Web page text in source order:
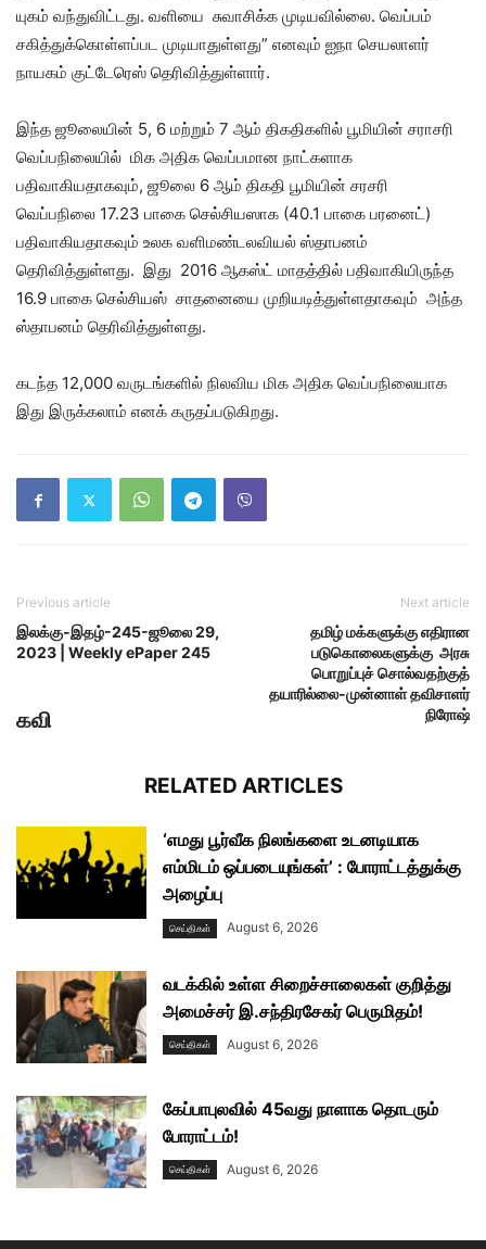
யுகம் வந்துவிட்டது. வளியை சுவாசிக்க முடியவில்லை. வெப்பம்
சகித்துக்கொள்ளப்பட முடியாதுள்ளது” எனவும் ஐநா செயலாளர்
நாயகம் குட்டேரெஸ் தெரிவித்துள்ளார்.
இந்த ஜூலையின் 5, 6 மற்றும் 7 ஆம் திகதிகளில் பூமியின் சராசரி
வெப்பநிலையில் மிக அதிக வெப்பமான நாட்களாக
பதிவாகியதாகவும், ஜூலை 6 ஆம் திகதி பூமியின் சரசரி
வெப்பநிலை 17.23 பாகை செல்சியஸாக (40.1 பாகை பரனைட்)
பதிவாகியதாகவும் உலக வளிமண்டலவியல் ஸ்தாபனம்
தெரிவித்துள்ளது. இது 2016 ஆகஸ்ட் மாதத்தில் பதிவாகியிருந்த
16.9 பாகை செல்சியஸ் சாதனையை முறியடித்துள்ளதாகவும் அந்த
ஸ்தாபனம் தெரிவித்துள்ளது.
கடந்த 12,000 வருடங்களில் நிலவிய மிக அதிக வெப்பநிலையாக
இது இருக்கலாம் எனக் கருதப்படுகிறது.
Previous article
இலக்கு-இதழ்-245-ஜூலை 29,
2023 | Weekly ePaper 245
Next article
தமிழ் மக்களுக்கு எதிரான
படுகொலைகளுக்கு அரசு
பொறுப்புச் சொல்வதற்குத்
தயாரில்லை-முன்னாள் தவிசாளர்
நிரோஷ்
கவி
RELATED ARTICLES
‘எமது பூர்வீக நிலங்களை உடனடியாக
எம்மிடம் ஒப்படையுங்கள்’ : போராட்டத்துக்கு
அழைப்பு
செய்திகள் August 6, 2026
வடக்கில் உள்ள சிறைச்சாலைகள் குறித்து
அமைச்சர் இ.சந்திரசேகர் பெருமிதம்!
செய்திகள் August 6, 2026
கேப்பாபுலவில் 45வது நாளாக தொடரும்
போராட்டம்!
செய்திகள் August 6, 2026